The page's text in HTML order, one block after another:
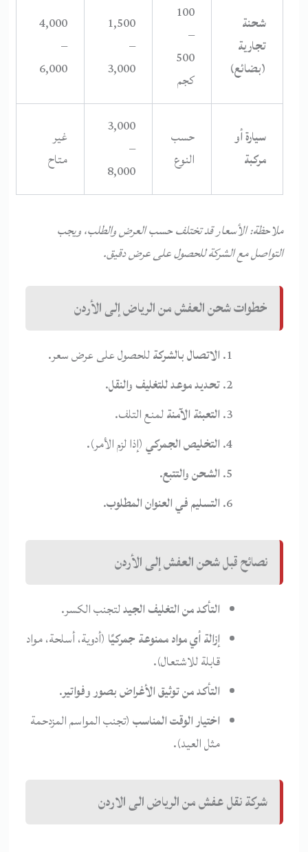
شحنة
تجارية
(بضائع)
100
–
500
كجم
1,500
–
3,000
4,000
–
6,000
سيارة أو
مركبة
حسب
النوع
3,000
–
8,000
غير
متاح
ملاحظة: الأسعار قد تختلف حسب العرض والطلب، ويجب
التواصل مع الشركة للحصول على عرض دقيق.
خطوات شحن العفش من الرياض إلى الأردن
الاتصال بالشركةللحصول على عرض سعر.
تحديد موعد للتغليف والنقل.
التعبئة الآمنةلمنع التلف.
التخليص الجمركي(إذا لزم الأمر).
الشحن والتتبع.
التسليم في العنوان المطلوب.
نصائح قبل شحن العفش إلى الأردن
التأكد من التغليف الجيدلتجنب الكسر.
إزالة أي مواد ممنوعة جمركيًا (أدوية، أسلحة، مواد
قابلة للاشتعال).
التأكد من توثيق الأغراض بصور وفواتير.
اختيار الوقت المناسب(تجنب المواسم المزدحمة
مثل العيد).
شركة نقل عفش من الرياض الى الاردن